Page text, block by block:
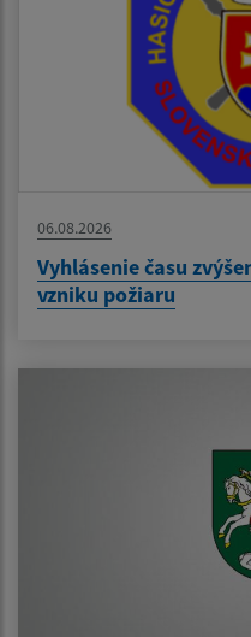
06.08.2026
Vyhlásenie času
vzniku požiaru